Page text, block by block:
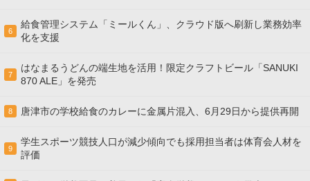
6
給食管理システム「ミールくん」、クラウド版へ刷新し業務効率
化を支援
7
はなまるうどんの端生地を活用！限定クラフトビール「SANUKI
870 ALE」を発売
8 唐津市の学校給食のカレーに金属片混入、6月29日から提供再開
9
学生スポーツ競技人口が減少傾向でも採用担当者は体育会人材を
評価